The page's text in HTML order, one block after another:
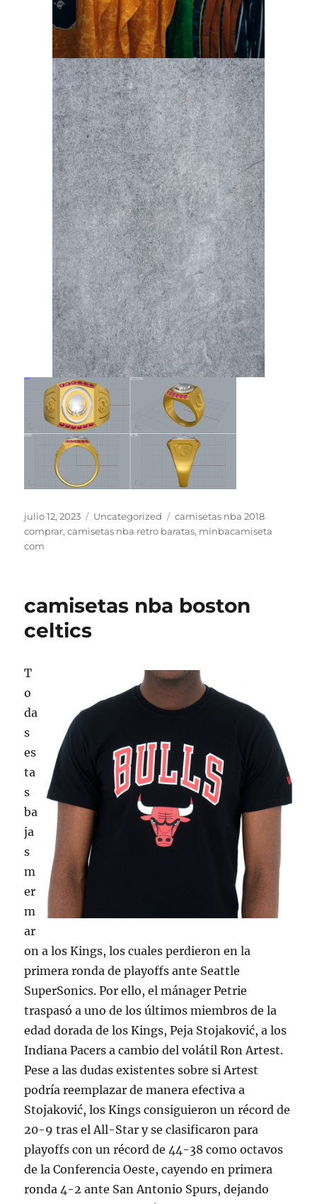
Publicado
el
julio 12, 2023 Categorías
Uncategorized Etiquetas
camisetas nba 2018
comprar,camisetas nba retro baratas, minbacamiseta
com
camisetas nba boston
celtics
T
o
da
s
es
ta
s
ba
ja
s
m
er
m
ar
on a los Kings, los cuales perdieron en la
primera ronda de playoffs ante Seattle
SuperSonics. Por ello, el mánager Petrie
traspasó a uno de los últimos miembros de la
edad dorada de los Kings, Peja Stojaković, a los
Indiana Pacers a cambio del volátil Ron Artest.
Pese a las dudas existentes sobre si Artest
podría reemplazar de manera efectiva a
Stojaković, los Kings consiguieron un récord de
20-9 tras el All-Star y se clasificaron para
playoffs con un récord de 44-38 como octavos
de la Conferencia Oeste, cayendo en primera
ronda 4-2 ante San Antonio Spurs, dejando